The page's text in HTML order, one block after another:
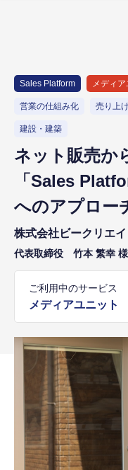
Sales Platform メディア
営業の仕組み化 売り上
建設・建築
ネット販売か
「Sales
へのアプロー
株式会社ビークリエイ
代表取締役 竹本 繁幸 様
ご利用中のサービス
メディアユニット